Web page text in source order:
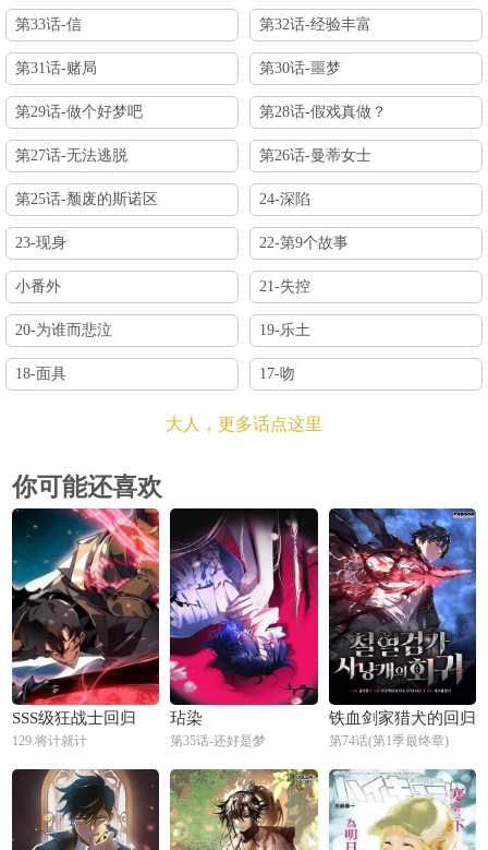
第33话-信 第32话-经验丰富
第31话-赌局 第30话-噩梦
第29话-做个好梦吧 第28话-假戏真做？
第27话-无法逃脱 第26话-曼蒂女士
第25话-颓废的斯诺区 24-深陷
23-现身 22-第9个故事
小番外 21-失控
20-为谁而悲泣 19-乐土
18-面具 17-吻
大人，更多话点这里
你可能还喜欢
SSS级狂战士回归
129.将计就计
玷染
第35话-还好是梦
铁血剑家猎犬的回归
第74话(第1季最终章)